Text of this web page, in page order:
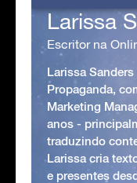
Larissa
Escritor na
Larissa
Propaganda,
Marketing
anos -
traduzindo
Larissa cria
e presentes